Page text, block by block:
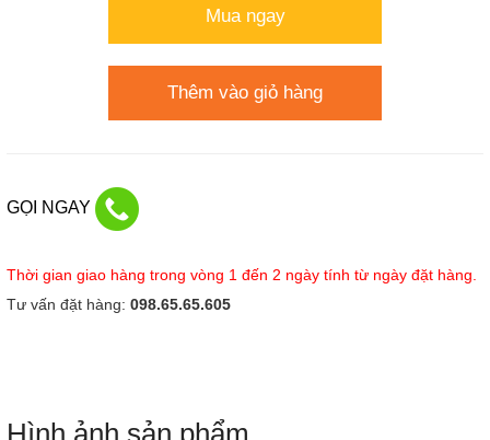
Mua ngay
Thêm vào giỏ hàng
GỌI NGAY
Thời gian giao hàng trong vòng 1 đến 2 ngày tính từ ngày đặt hàng.
Tư vấn đặt hàng: 098.65.65.605
Hình ảnh sản phẩm